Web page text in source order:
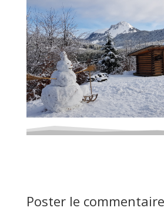
Poster le commentaire